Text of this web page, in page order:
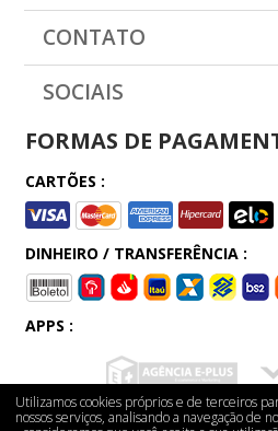
CONTATO
SOCIAIS
FORMAS DE
CARTÕES :
DINHEIRO / TRANSFERÊNCIA :
APPS :
Utilizamos cookies próprios e de terceiros
nossos serviços, analisando a navegação de